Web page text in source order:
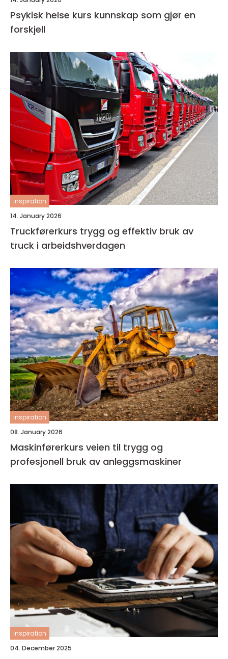
Psykisk helse kurs kunnskap som gjør en
forskjell
inspiration
14. January 2026
Truckførerkurs trygg og effektiv bruk av
truck i arbeidshverdagen
inspiration
08. January 2026
Maskinførerkurs veien til trygg og
profesjonell bruk av anleggsmaskiner
inspiration
04. December 2025